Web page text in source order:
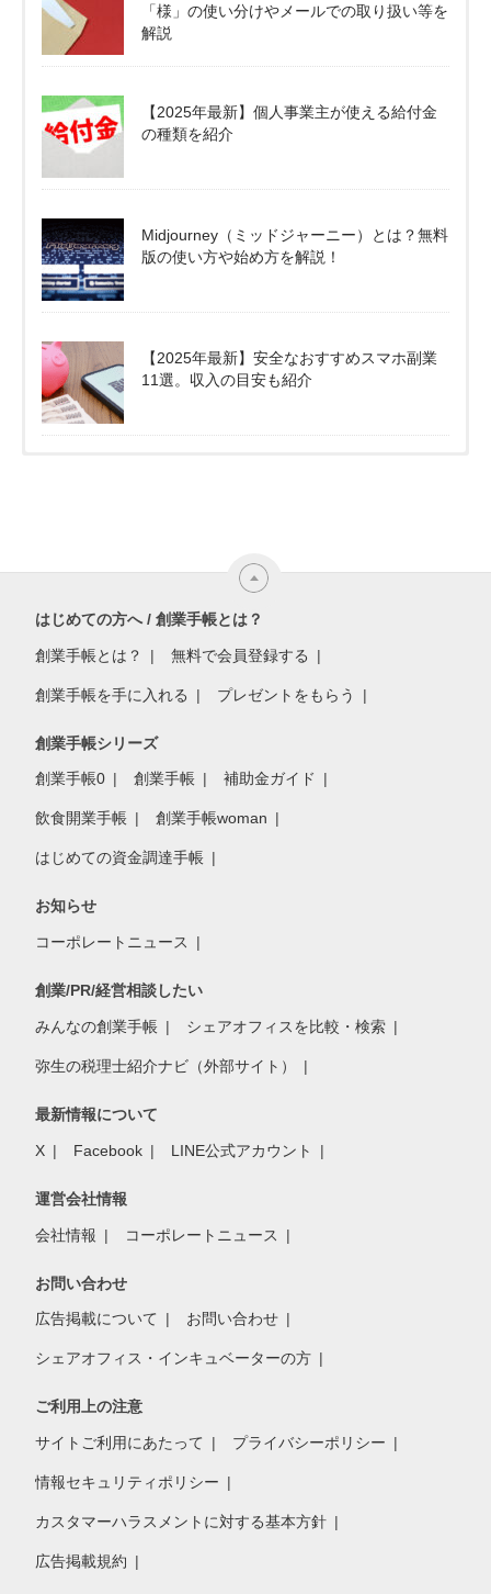
「様」の使い分けやメールでの取り扱い等を
解説
【2025年最新】個人事業主が使える給付金
の種類を紹介
Midjourney（ミッドジャーニー）とは？無料
版の使い方や始め方を解説！
【2025年最新】安全なおすすめスマホ副業
11選。収入の目安も紹介
はじめての方へ / 創業手帳とは？
創業手帳とは？ 無料で会員登録する
創業手帳を手に入れる プレゼントをもらう
創業手帳シリーズ
創業手帳0 創業手帳 補助金ガイド
飲食開業手帳 創業手帳woman
はじめての資金調達手帳
お知らせ
コーポレートニュース
創業/PR/経営相談したい
みんなの創業手帳 シェアオフィスを比較・検索
弥生の税理士紹介ナビ（外部サイト）
最新情報について
X Facebook LINE公式アカウント
運営会社情報
会社情報 コーポレートニュース
お問い合わせ
広告掲載について お問い合わせ
シェアオフィス・インキュベーターの方
ご利用上の注意
サイトご利用にあたって プライバシーポリシー
情報セキュリティポリシー
カスタマーハラスメントに対する基本方針
広告掲載規約